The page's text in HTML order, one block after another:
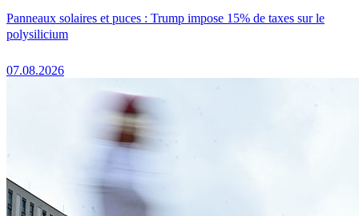
Panneaux solaires et puces : Trump impose 15% de taxes sur le
polysilicium
07.08.2026